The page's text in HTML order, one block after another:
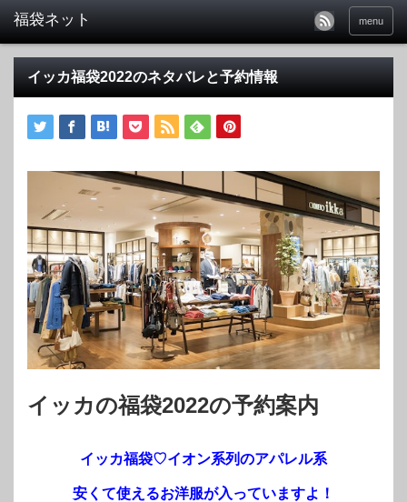
福袋ネット menu
イッカ福袋2022のネタバレと予約情報
イッカの福袋2022の予約案内
イッカ福袋♡イオン系列のアパレル系
安くて使えるお洋服が入っていますよ！